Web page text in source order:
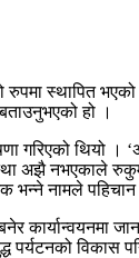
रुपमा स्थापित
हो ।
गरिएको थियो
अझै नभएकाले
भन्ने नामले
कार्यान्वयनमा
विकास